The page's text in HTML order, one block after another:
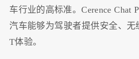
车行业的高标准。Cerence Chat
汽车能够为驾驶者提供安全、无
T体验。